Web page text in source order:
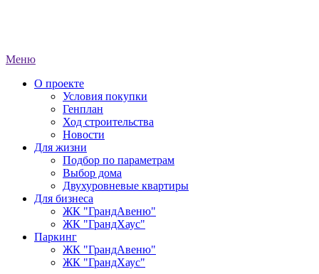
Меню
О проекте
Условия покупки
Генплан
Ход строительства
Новости
Для жизни
Подбор по параметрам
Выбор дома
Двухуровневые квартиры
Для бизнеса
ЖК "ГрандАвеню"
ЖК "ГрандХаус"
Паркинг
ЖК "ГрандАвеню"
ЖК "ГрандХаус"